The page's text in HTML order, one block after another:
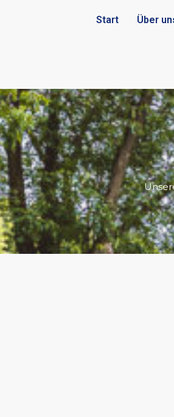
Start Über